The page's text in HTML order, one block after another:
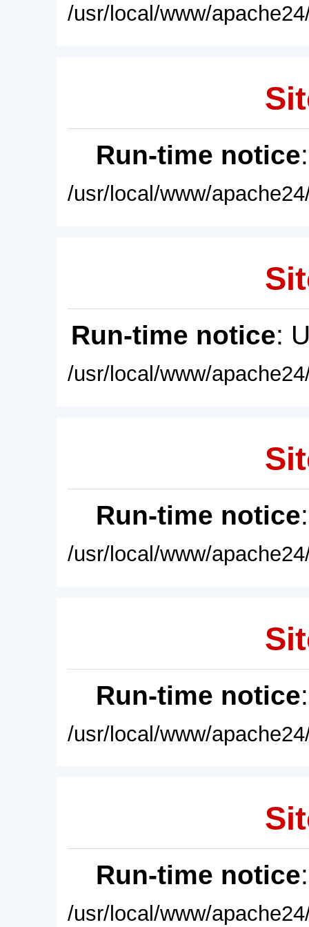
/usr/local/www/
Run-time notice
/usr/local/www/
Run-time notice:
/usr/local/www/
Run-time notice
/usr/local/www/
Run-time notice
/usr/local/www/
Run-time notice
/usr/local/www/